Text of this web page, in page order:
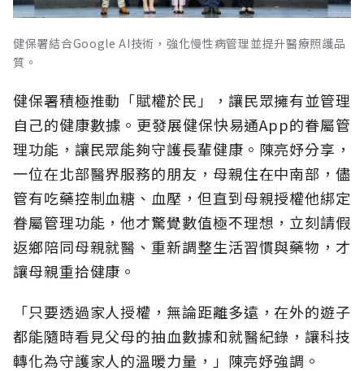
健保署結合Google AI技術，強化慢性病管理並提升醫療照護品
質。
健保署積極推動「賦權於民」，讓民眾擁有並管理
自己的健康數據。更發展健保快易通App的眷屬管
理功能，讓民眾能夠守護長輩健康。陳亮妤分享，
一位在北部醫界服務的朋友，母親住在中南部，儘
管有吃藥控制血糖、血壓，但直到母親授權他綁定
眷屬管理功能，他才驚覺數值極不理想，立刻請假
返鄉陪同母親就醫、重新調整生活習慣與藥物，才
讓母親重拾健康。
「只要透過家人授權，無論距離多遠，在外的遊子
都能隨時看見父母的抽血數據和就醫紀錄，讓科技
轉化為守護家人的溫暖力量，」陳亮妤強調。